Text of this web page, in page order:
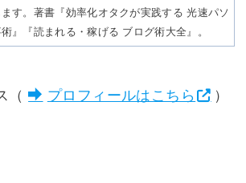
す。著書『効率化オタクが実践する 光速パソ
』『読まれる・稼げる ブログ術大全』。
（ プロフィールはこちら
）